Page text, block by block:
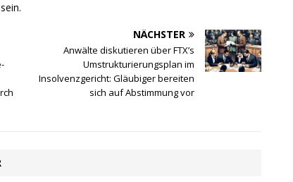
NÄCHSTER
Anwälte diskutieren über FTX’s
Umstrukturierungsplan im
Insolvenzgericht: Gläubiger bereiten
sich auf Abstimmung vor